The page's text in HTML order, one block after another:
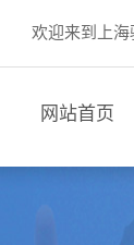
欢迎来到上海
网站首页